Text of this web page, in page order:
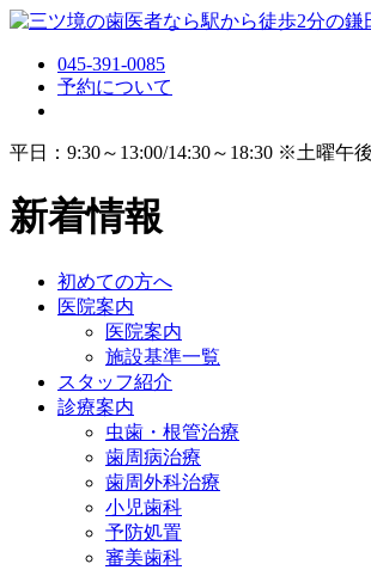
045-391-0085
予約について
平日：9:30～13:00/14:30～18:30 ※土曜午
新着情報
初めての方へ
医院案内
医院案内
施設基準一覧
スタッフ紹介
診療案内
虫歯・根管治療
歯周病治療
歯周外科治療
小児歯科
予防処置
審美歯科